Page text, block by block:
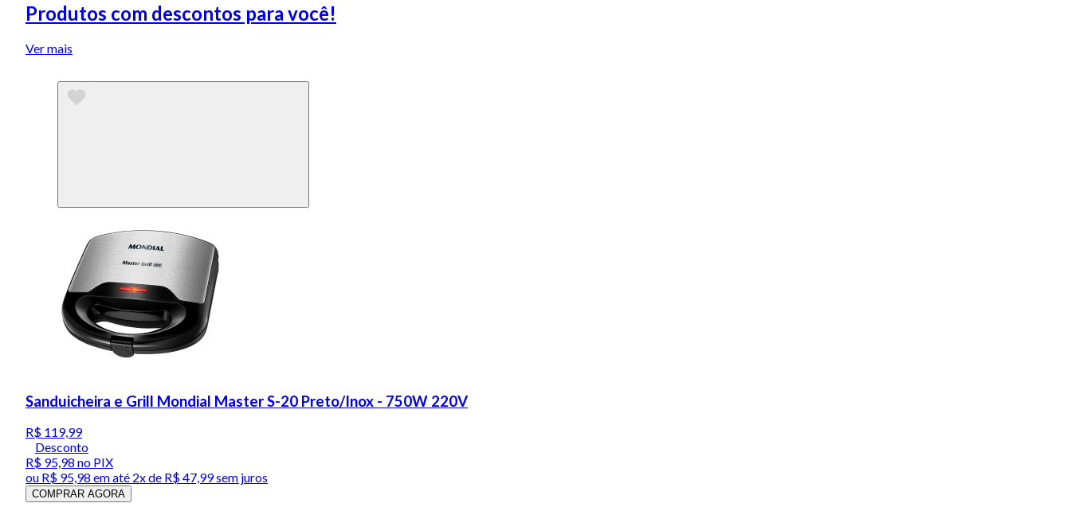
Produtos com descontos para você!
Ver mais
Sanduicheira e Grill Mondial Master S-20 Preto/Inox - 750W 220V
R$ 119,99
Desconto
R$ 95,98 no PIX
ou R$ 95,98 em até 2x de R$ 47,99 sem juros
COMPRAR AGORA